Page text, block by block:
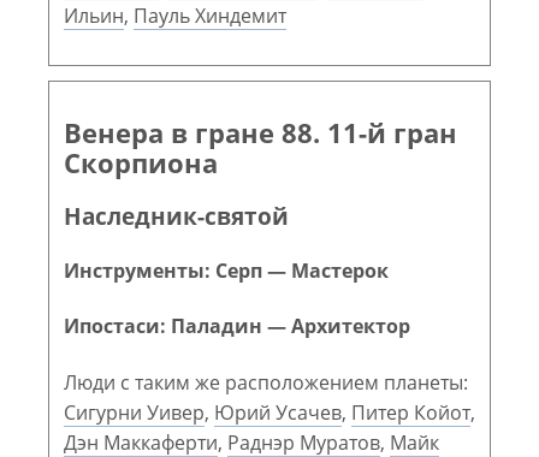
Ильин, Пауль Хиндемит
Венера в гране 88. 11-й гран
Скорпиона
Наследник-святой
Инструменты: Серп — Мастерок
Ипостаси: Паладин — Архитектор
Люди с таким же расположением планеты:
Сигурни Уивер, Юрий Усачев, Питер Койот,
Дэн Маккаферти, Раднэр Муратов, Майк